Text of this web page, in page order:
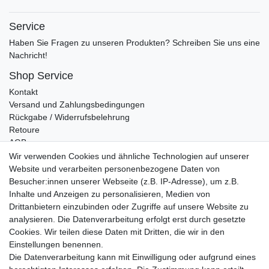
Service
Haben Sie Fragen zu unseren Produkten? Schreiben Sie uns eine
Nachricht!
Shop Service
Kontakt
Versand und Zahlungsbedingungen
Rückgabe / Widerrufsbelehrung
Retoure
AGB
Vertrag widerrufen
Informationen
Datenschutz
Impressum
Wir verschicken klimaneutral mit DPD
Wir verwenden Cookies und ähnliche Technologien auf unserer
Website und verarbeiten personenbezogene Daten von
Besucher:innen unserer Webseite (z.B. IP-Adresse), um z.B.
Inhalte und Anzeigen zu personalisieren, Medien von
Drittanbietern einzubinden oder Zugriffe auf unsere Website zu
analysieren. Die Datenverarbeitung erfolgt erst durch gesetzte
Cookies. Wir teilen diese Daten mit Dritten, die wir in den
Einstellungen benennen.
Die Datenverarbeitung kann mit Einwilligung oder aufgrund eines